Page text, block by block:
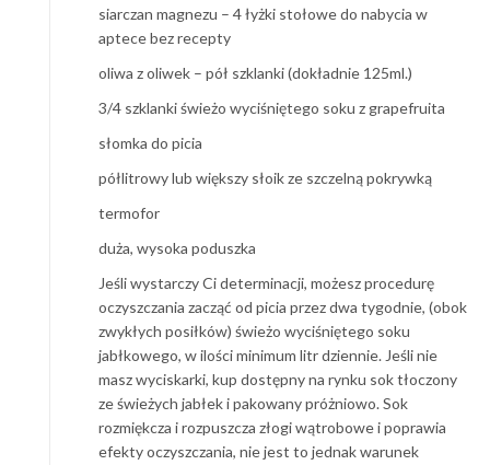
siarczan magnezu – 4 łyżki stołowe do nabycia w
aptece bez recepty
oliwa z oliwek – pół szklanki (dokładnie 125ml.)
3/4 szklanki świeżo wyciśniętego soku z grapefruita
słomka do picia
półlitrowy lub większy słoik ze szczelną pokrywką
termofor
duża, wysoka poduszka
Jeśli wystarczy Ci determinacji, możesz procedurę
oczyszczania zacząć od picia przez dwa tygodnie, (obok
zwykłych posiłków) świeżo wyciśniętego soku
jabłkowego, w ilości minimum litr dziennie. Jeśli nie
masz wyciskarki, kup dostępny na rynku sok tłoczony
ze świeżych jabłek i pakowany próżniowo. Sok
rozmiękcza i rozpuszcza złogi wątrobowe i poprawia
efekty oczyszczania, nie jest to jednak warunek